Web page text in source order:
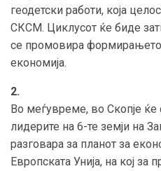
геодетски работи, која
СКСМ. Циклусот ќе биде
се промовира
економија.
2.
Во меѓувреме, во Скопје
лидерите на 6-те земји на
разговара за планот за
Европската Унија, на кој за